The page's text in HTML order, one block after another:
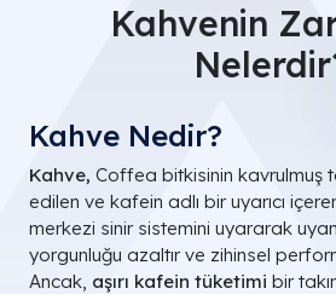
Kahvenin
Kahve Nedir?
Kahve, Coffea bitkisinin kavrulmuş
edilen ve kafein adlı bir uyarıcı
merkezi sinir sistemini uyararak
yorgunluğu azaltır ve zihinsel
Ancak, aşırı kafein tüketimi bir